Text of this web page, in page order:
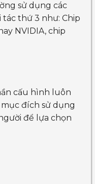
sử dụng các
thứ 3 như: Chip
NVIDIA, chip
cấu hình luôn
đích sử dụng
để lựa chọn